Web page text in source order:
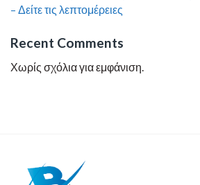
– Δείτε τις λεπτομέρειες
Recent Comments
Χωρίς σχόλια για εμφάνιση.